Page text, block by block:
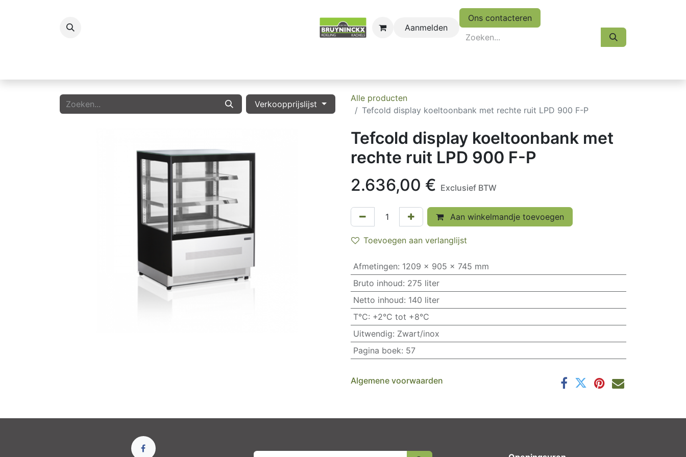
Aanmelden
Ons contacteren
Verkoopprijslijst
Alle producten
Tefcold display koeltoonbank met rechte ruit LPD 900 F-P
Tefcold display koeltoonbank met
rechte ruit LPD 900 F-P
2.636,00 € Exclusief BTW
Aan winkelmandje toevoegen
Toevoegen aan verlanglijst
Afmetingen: 1209 x 905 x 745 mm
Bruto inhoud: 275 liter
Netto inhoud: 140 liter
T°C: +2°C tot +8°C
Uitwendig: Zwart/inox
Pagina boek: 57
Algemene voorwaarden